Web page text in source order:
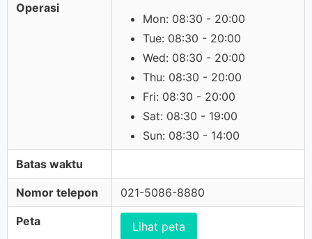
Operasi
Mon: 08:30 - 20:00
Tue: 08:30 - 20:00
Wed: 08:30 - 20:00
Thu: 08:30 - 20:00
Fri: 08:30 - 20:00
Sat: 08:30 - 19:00
Sun: 08:30 - 14:00
Batas waktu
Nomor telepon 021-5086-8880
Peta Lihat peta